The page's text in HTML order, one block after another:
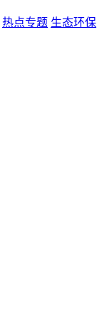
热点专题 生态环保